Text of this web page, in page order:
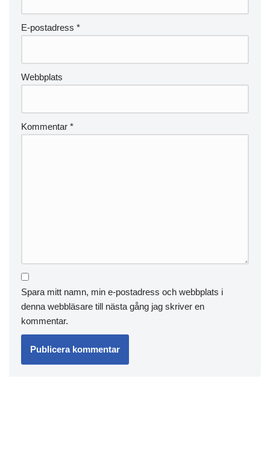
E-postadress *
Webbplats
Kommentar *
Spara mitt namn, min e-postadress och webbplats i
denna webbläsare till nästa gång jag skriver en
kommentar.